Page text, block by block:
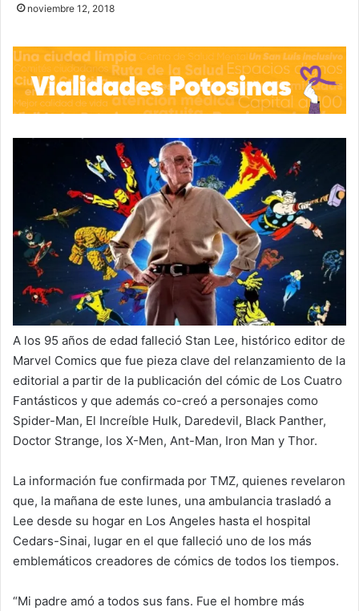
noviembre 12, 2018
A los 95 años de edad falleció Stan Lee, histórico editor de
Marvel Comics que fue pieza clave del relanzamiento de la
editorial a partir de la publicación del cómic de Los Cuatro
Fantásticos y que además co-creó a personajes como
Spider-Man, El Increíble Hulk, Daredevil, Black Panther,
Doctor Strange, los X-Men, Ant-Man, Iron Man y Thor.
La información fue confirmada por TMZ, quienes revelaron
que, la mañana de este lunes, una ambulancia trasladó a
Lee desde su hogar en Los Angeles hasta el hospital
Cedars-Sinai, lugar en el que falleció uno de los más
emblemáticos creadores de cómics de todos los tiempos.
“Mi padre amó a todos sus fans. Fue el hombre más